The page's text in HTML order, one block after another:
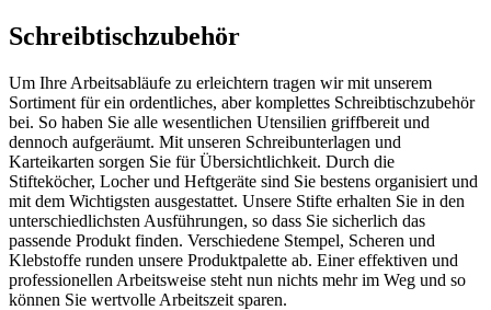
Schreibtischzubehör
Um Ihre Arbeitsabläufe zu erleichtern tragen wir mit unserem
Sortiment für ein ordentliches, aber komplettes Schreibtischzubehör
bei. So haben Sie alle wesentlichen Utensilien griffbereit und
dennoch aufgeräumt. Mit unseren Schreibunterlagen und
Karteikarten sorgen Sie für Übersichtlichkeit. Durch die
Stifteköcher, Locher und Heftgeräte sind Sie bestens organisiert und
mit dem Wichtigsten ausgestattet. Unsere Stifte erhalten Sie in den
unterschiedlichsten Ausführungen, so dass Sie sicherlich das
passende Produkt finden. Verschiedene Stempel, Scheren und
Klebstoffe runden unsere Produktpalette ab. Einer effektiven und
professionellen Arbeitsweise steht nun nichts mehr im Weg und so
können Sie wertvolle Arbeitszeit sparen.